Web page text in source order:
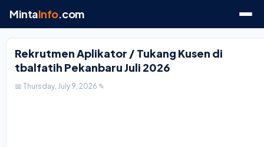
MintaInfo.com
Rekrutmen Aplikator / Tukang Kusen di
tbalfatih Pekanbaru Juli 2026
📅 Thursday, July 9, 2026 ✎